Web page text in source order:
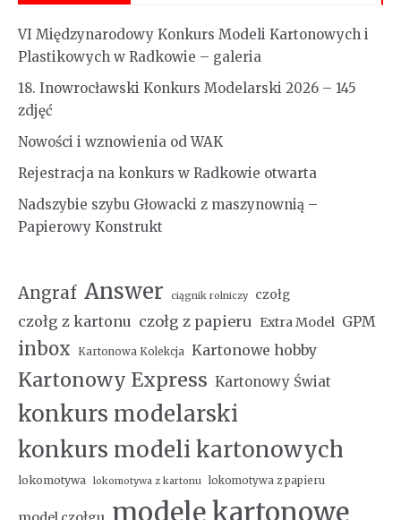
VI Międzynarodowy Konkurs Modeli Kartonowych i
Plastikowych w Radkowie – galeria
18. Inowrocławski Konkurs Modelarski 2026 – 145
zdjęć
Nowości i wznowienia od WAK
Rejestracja na konkurs w Radkowie otwarta
Nadszybie szybu Głowacki z maszynownią –
Papierowy Konstrukt
Angraf Answer ciągnik rolniczy czołg
czołg z kartonu czołg z papieru Extra Model GPM
inbox Kartonowa Kolekcja Kartonowe hobby
Kartonowy Express Kartonowy Świat
konkurs modelarski
konkurs modeli kartonowych
lokomotywa lokomotywa z kartonu lokomotywa z papieru
modele kartonowe